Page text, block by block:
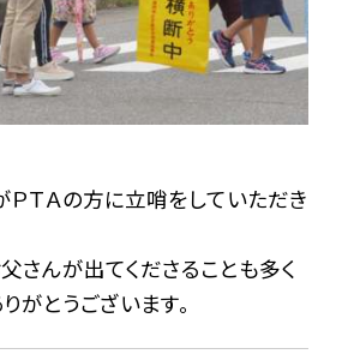
ＴＡの方に立哨をしていただき
さんが出てくださることも多く
がとうございます。